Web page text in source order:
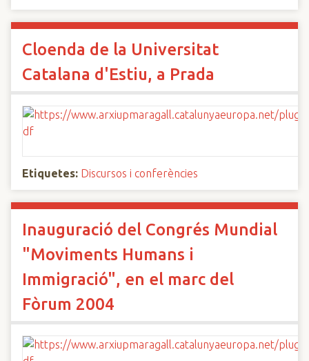
Cloenda de la Universitat
Catalana d'Estiu, a Prada
Etiquetes: Discursos i conferències
Inauguració del Congrés Mundial
"Moviments Humans i
Immigració", en el marc del
Fòrum 2004